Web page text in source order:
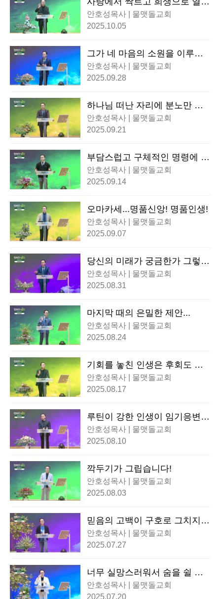
맺다!
안호성목사 | 물맷돌교회
2025.10.05
그가 네 마음의 소원을 이루어
주시리로다
안호성목사 | 물맷돌교회
2025.09.28
하나님 떠난 자리에 분노만 남
습니다!
안호성목사 | 물맷돌교회
2025.09.21
부담스럽고 구체적인 명령에 집
중하라!
안호성목사 | 물맷돌교회
2025.09.14
오마카세...명품신앙! 명품인생!
안호성목사 | 물맷돌교회
2025.09.07
당신의 미래가 궁금한가 그렇다
면 주변을 둘러보라!
안호성목사 | 물맷돌교회
2025.08.31
마지막 때의 은밀한 제안...
안호성목사 | 물맷돌교회
2025.08.24
기회를 놓친 인생은 후회도 못
한다!
안호성목사 | 물맷돌교회
2025.08.17
루틴이 강한 인생이 임기응변도
강하다
안호성목사 | 물맷돌교회
2025.08.10
깍두기가 그립습니다!
안호성목사 | 물맷돌교회
2025.08.03
믿음의 고백이 구호로 그치지
않으려면..!
안호성목사 | 물맷돌교회
2025.07.27
너무 실망스러워서 숨을 쉴 수
가 없을 때
안호성목사 | 물맷돌교회
2025.07.20